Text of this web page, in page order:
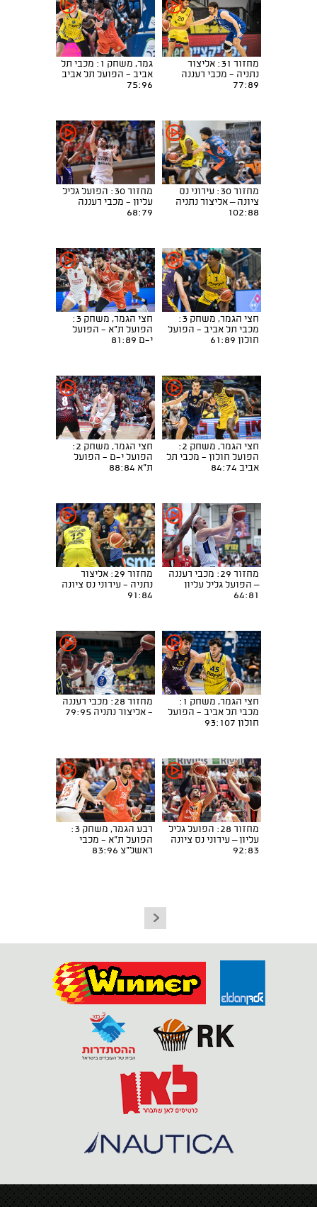
מחזור 31: אליצור
נתניה - מכבי רעננה
77:89
גמר, משחק 1: מכבי תל
אביב - הפועל תל אביב
75:96
מחזור 30: עירוני נס
ציונה – אליצור נתניה
102:88
מחזור 30: הפועל גליל
עליון - מכבי רעננה
68:79
חצי הגמר, משחק 3:
מכבי תל אביב - הפועל
חולון 61:89
חצי הגמר, משחק 3:
הפועל ת"א - הפועל
י-ם 81:89
חצי הגמר, משחק 2:
הפועל חולון - מכבי תל
אביב 84:74
חצי הגמר, משחק 2:
הפועל י-ם - הפועל
ת"א 88:84
מחזור 29: מכבי רעננה
– הפועל גליל עליון
64:81
מחזור 29: אליצור
נתניה - עירוני נס ציונה
91:84
חצי הגמר, משחק 1:
מכבי תל אביב - הפועל
חולון 93:107
מחזור 28: מכבי רעננה
- אליצור נתניה 79:95
מחזור 28: הפועל גליל
עליון – עירוני נס ציונה
92:83
רבע הגמר, משחק 3:
הפועל ת"א - מכבי
ראשל"צ 83:96